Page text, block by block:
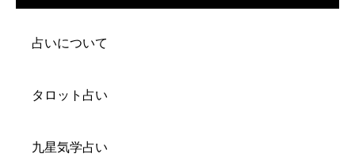
占いについて
タロット占い
九星気学占い